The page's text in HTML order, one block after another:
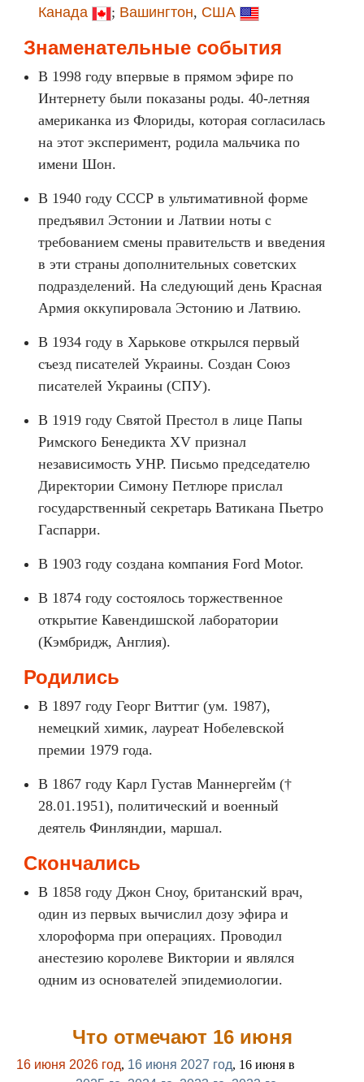
Канада
; Вашингтон, США
Знаменательные события
В 1998 году впервые в прямом эфире по
Интернету были показаны роды. 40-летняя
американка из Флориды, которая согласилась
на этот эксперимент, родила мальчика по
имени Шон.
В 1940 году СССР в ультимативной форме
предъявил Эстонии и Латвии ноты с
требованием смены правительств и введения
в эти страны дополнительных советских
подразделений. На следующий день Красная
Армия оккупировала Эстонию и Латвию.
В 1934 году в Харькове открылся первый
съезд писателей Украины. Создан Союз
писателей Украины (СПУ).
В 1919 году Святой Престол в лице Папы
Римского Бенедикта XV признал
независимость УНР. Письмо председателю
Директории Симону Петлюре прислал
государственный секретарь Ватикана Пьетро
Гаспарри.
В 1903 году создана компания Ford Motor.
В 1874 году состоялось торжественное
открытие Кавендишской лаборатории
(Кэмбридж, Англия).
Родились
В 1897 году Георг Виттиг (ум. 1987),
немецкий химик, лауреат Нобелевской
премии 1979 года.
В 1867 году Карл Густав Маннергейм (†
28.01.1951), политический и военный
деятель Финляндии, маршал.
Скончались
В 1858 году Джон Сноу, британский врач,
один из первых вычислил дозу эфира и
хлороформа при операциях. Проводил
анестезию королеве Виктории и являлся
одним из основателей эпидемиологии.
Что отмечают 16 июня
16 июня 2026 год, 16 июня 2027 год, 16 июня в